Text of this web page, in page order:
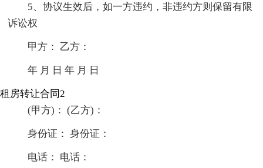
5、协议生效后，如一方违约，非违约方则保留有限
诉讼权
甲方： 乙方：
年 月 日 年 月 日
租房转让合同2
(甲方)： (乙方)：
身份证： 身份证：
电话： 电话：